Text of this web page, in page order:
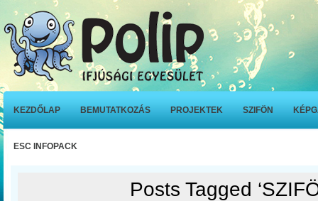
KEZDŐLAP BEMUTATKOZÁS PROJEKTEK SZIFÖN
ESC INFOPACK
Posts Tagged